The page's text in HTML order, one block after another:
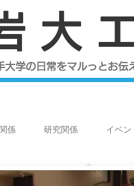
係 研究関係 イベン